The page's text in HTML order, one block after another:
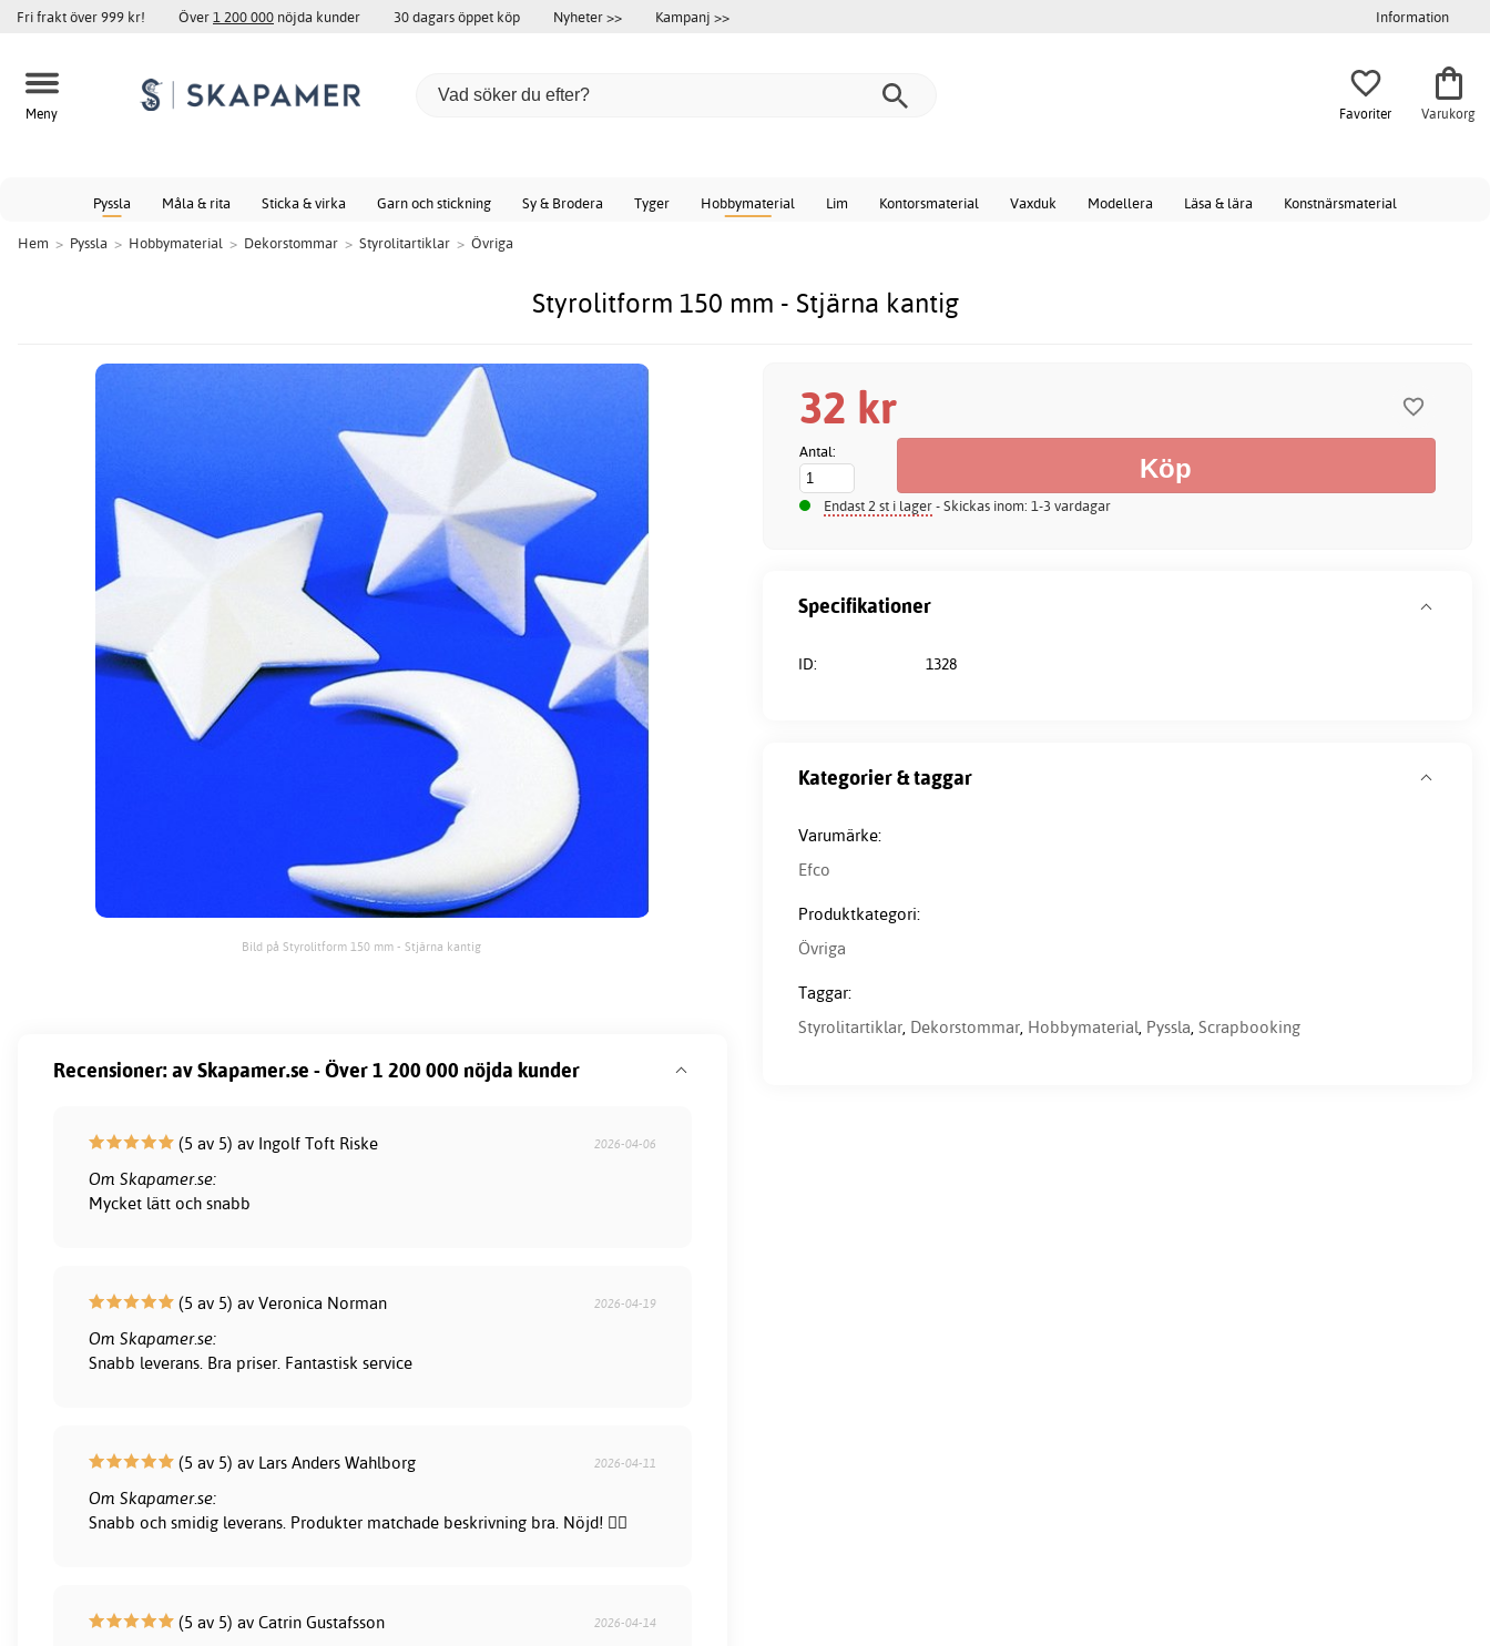
Fri frakt över 999 kr! Över1 200 000 nöjda kunder 30 dagars öppet köp Nyheter >> Kampanj >> Information
Meny Favoriter Varukorg
Pyssla Måla & rita Sticka & virka Garn och stickning Sy & Brodera Tyger Hobbymaterial Lim Kontorsmaterial Vaxduk Modellera Läsa & lära Konstnärsmaterial
Hem > Pyssla > Hobbymaterial > Dekorstommar > Styrolitartiklar > Övriga
Styrolitform 150 mm - Stjärna kantig
Bild på Styrolitform 150 mm - Stjärna kantig
32 kr
Antal:
Endast 2 st i lager- Skickas inom: 1-3 vardagar
Specifikationer
ID: 1328
Kategorier & taggar
Varumärke:
Efco
Produktkategori:
Övriga
Taggar:
Styrolitartiklar, Dekorstommar, Hobbymaterial, Pyssla, Scrapbooking
Recensioner: av Skapamer.se - Över 1 200 000 nöjda kunder
(5 av 5) av Ingolf Toft Riske 2026-04-06
Om Skapamer.se:
Mycket lätt och snabb
(5 av 5) av Veronica Norman 2026-04-19
Om Skapamer.se:
Snabb leverans. Bra priser. Fantastisk service
(5 av 5) av Lars Anders Wahlborg 2026-04-11
Om Skapamer.se:
Snabb och smidig leverans. Produkter matchade beskrivning bra. Nöjd! 👍🏻
(5 av 5) av Catrin Gustafsson 2026-04-14